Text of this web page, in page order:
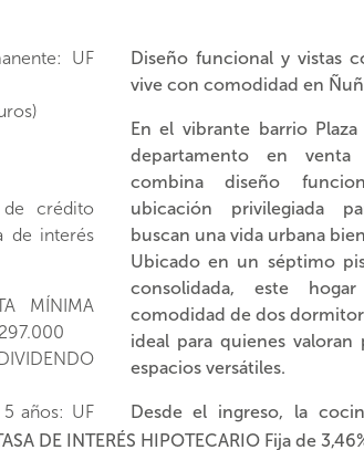
UF
crédito
de interés
MÍNIMA
años: UF
Diseño funcional y vistas
vive con comodidad en
En el vibrante barrio Plaza
departamento en
combina diseño
ubicación privilegiada
buscan una vida urbana
Ubicado en un séptimo
consolidada, este
comodidad de dos
ideal para quienes valoran
espacios versátiles.
Desde el ingreso, la
marca el tono de este
DE INTERÉS HIPOTECARIO Fija de